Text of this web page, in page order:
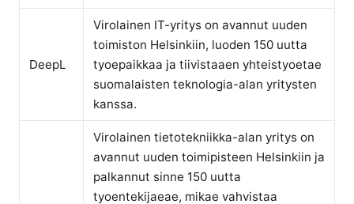
DeepL
Virolainen IT-yritys on avannut uuden
toimiston Helsinkiin, luoden 150 uutta
tyoepaikkaa ja tiivistaaen yhteistyoetae
suomalaisten teknologia-alan yritysten
kanssa.
Virolainen tietotekniikka-alan yritys on
avannut uuden toimipisteen Helsinkiin ja
palkannut sinne 150 uutta
tyoentekijaeae, mikae vahvistaa